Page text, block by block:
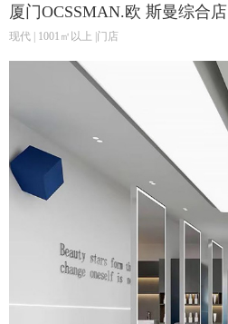
厦门OCSSMAN.欧 斯曼综合店
现代 | 1001㎡以上 |门店